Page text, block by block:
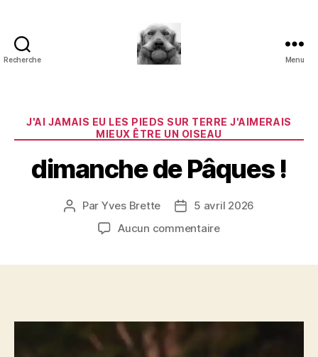
Recherche
paradoxe
en
Menu
Catégories
J'AI JAMAIS EU LES PIEDS SUR TERRE J'AIMERAIS
MIEUX ÊTRE UN OISEAU
dimanche de Pâques !
Auteur
l’article
Par Yves Brette
Date5 avril 2026
Aucun commentairesur